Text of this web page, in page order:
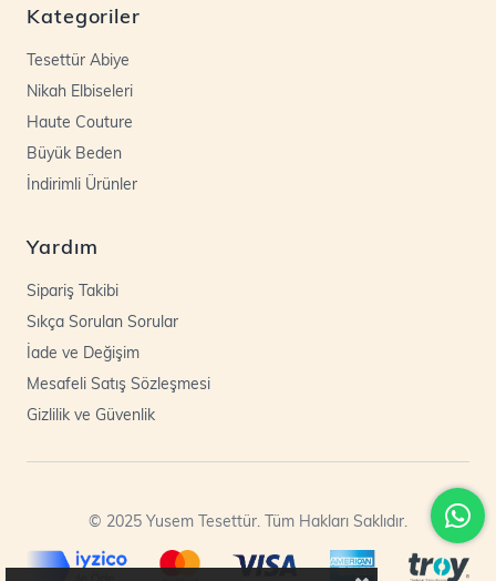
Kategoriler
Tesettür Abiye
Nikah Elbiseleri
Haute Couture
Büyük Beden
İndirimli Ürünler
Yardım
Sipariş Takibi
Sıkça Sorulan Sorular
İade ve Değişim
Mesafeli Satış Sözleşmesi
Gizlilik ve Güvenlik
© 2025 Yusem Tesettür. Tüm Hakları Saklıdır.